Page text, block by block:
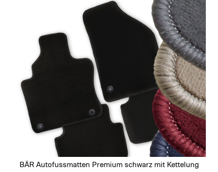
images
gallery
BÄR Autofussmatten Premium schwarz mit Kettelung